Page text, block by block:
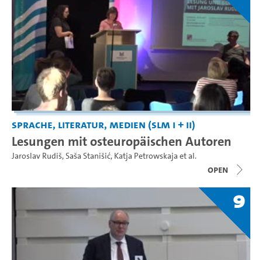
Sprache, Literatur, Medien (SLM I + II)
Lesungen mit osteuropäischen Autoren
Jaroslav Rudiš,Saša Stanišić, Katja Petrowskaja et al.
open
9